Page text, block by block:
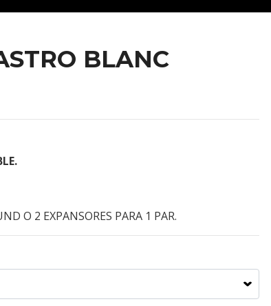
BLANC
O 2 EXPANSORES PARA 1 PAR.